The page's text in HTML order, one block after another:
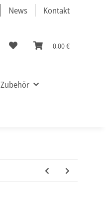
News Kontakt
0,00 €
Zubehör